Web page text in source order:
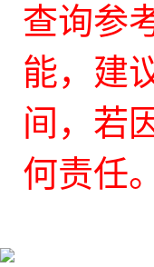
查询参
能，建
间，若
何责任。